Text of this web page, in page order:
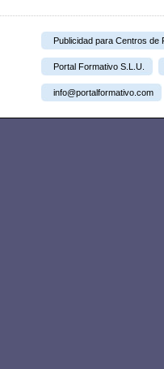
Publicidad para Centros de
Portal Formativo S.L.U.
info@portalformativo.com